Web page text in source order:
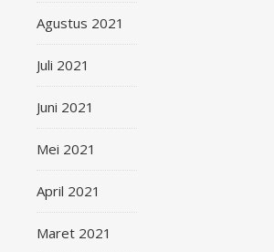
Agustus 2021
Juli 2021
Juni 2021
Mei 2021
April 2021
Maret 2021